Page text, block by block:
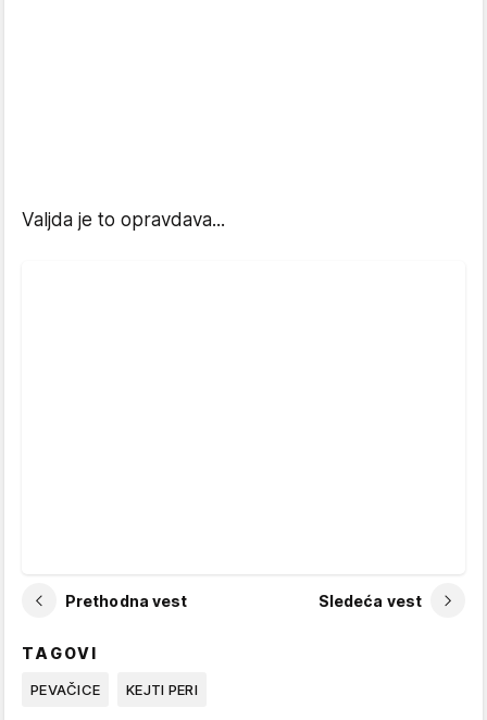
Valjda je to opravdava...
Prethodna vest Sledeća vest
TAGOVI
PEVAČICE KEJTI PERI